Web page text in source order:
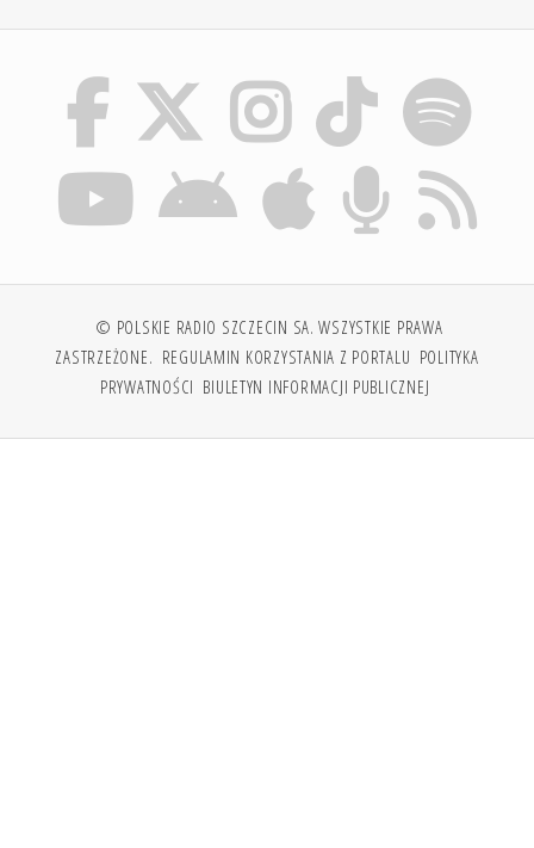
© POLSKIE RADIO SZCZECIN SA. WSZYSTKIE PRAWA
ZASTRZEŻONE. REGULAMIN KORZYSTANIA Z PORTALU POLITYKA
PRYWATNOŚCI BIULETYN INFORMACJI PUBLICZNEJ